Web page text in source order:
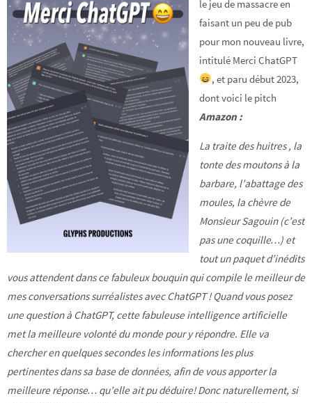
le jeu de massacre en
faisant un peu de pub
pour mon nouveau livre,
intitulé Merci ChatGPT
, et paru début 2023,
dont voici le pitch
Amazon :
La traite des huitres , la
tonte des moutons à la
barbare, l’abattage des
moules, la chèvre de
Monsieur Sagouin (c’est
pas une coquille…) et
tout un paquet d’inédits
vous attendent dans ce fabuleux bouquin qui compile le meilleur de
mes conversations surréalistes avec ChatGPT ! Quand vous posez
une question à ChatGPT, cette fabuleuse intelligence artificielle
met la meilleure volonté du monde pour y répondre. Elle va
chercher en quelques secondes les informations les plus
pertinentes dans sa base de données, afin de vous apporter la
meilleure réponse… qu’elle ait pu déduire! Donc naturellement, si